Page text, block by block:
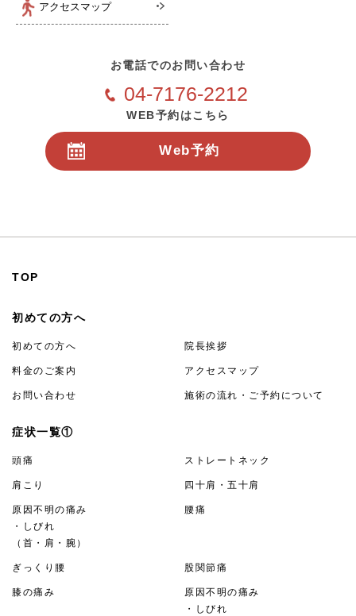
アクセスマップ
お電話でのお問い合わせ
04-7176-2212
WEB予約はこちら
Web予約
TOP
初めての方へ
初めての方へ 院長挨拶
料金のご案内 アクセスマップ
お問い合わせ 施術の流れ・ご予約について
症状一覧①
頭痛 ストレートネック
肩こり 四十肩・五十肩
原因不明の痛み
・しびれ
（首・肩・腕）
腰痛
ぎっくり腰 股関節痛
膝の痛み
原因不明の痛み
・しびれ